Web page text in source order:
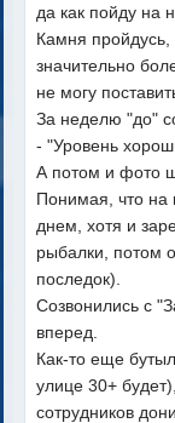
да как пойду на
Камня пройдусь,
значительно
не могу
За неделю "до"
- "Уровень
А потом и фото
Понимая, что на
днем, хотя и
рыбалки, потом
последок).
Созвонились с
вперед.
Как-то еще
улице 30+
сотрудников